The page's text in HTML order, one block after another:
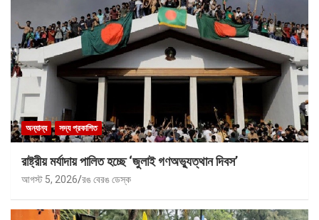
অন্যান্য সদ্য প্রকাশিত
রাষ্ট্রীয় মর্যাদায় পালিত হচ্ছে ‘জুলাই গণঅভ্যুত্থান দিবস’
আগস্ট 5, 2026 রঙ বেরঙ ডেস্ক